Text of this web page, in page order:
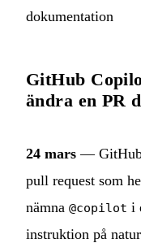
dokumentation
GitHub
ändra en PR
24 mars — GitHub
pull request som
nämna @copilot i
instruktion på